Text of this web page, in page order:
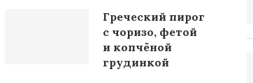
Греческий пирог
с чоризо, фетой
и копчёной
грудинкой